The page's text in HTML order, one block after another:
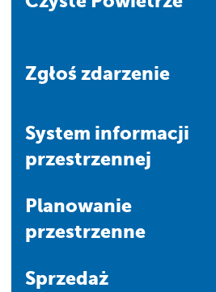
Zgłoś zdarzenie
system informacji
przestrzennej
Planowanie
przestrzenne
Sprzedaż